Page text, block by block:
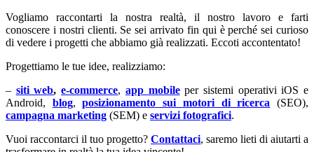
Vogliamo raccontarti la nostra realtà, il nostro lavoro e farti
conoscere i nostri clienti. Se sei arrivato fin qui è perché sei curioso
di vedere i progetti che abbiamo già realizzati. Eccoti accontentato!
Progettiamo le tue idee, realizziamo:
– siti web, e-commerce, app mobileper sistemi operativi iOS e
Android, blog,posizionamento sui motori di ricerca (SEO),
campagna marketing (SEM) e servizi fotografici.
Vuoi raccontarci il tuo progetto? Contattaci, saremo lieti di aiutarti a